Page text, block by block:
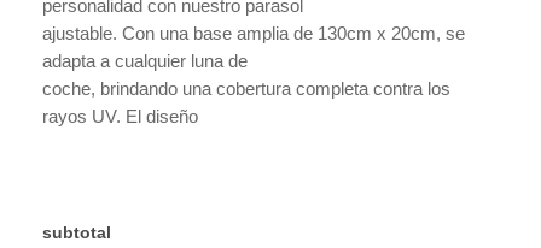
personalidad con nuestro parasol
ajustable. Con una base amplia de 130cm x 20cm, se
adapta a cualquier luna de
coche, brindando una cobertura completa contra los
rayos UV. El diseño
Fácil de instalar y duradero,
subtotal